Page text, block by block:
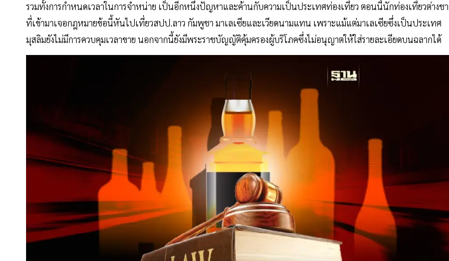
รวมทั้งการกำหนดเวลาในการจำหน่าย เป็นอีกหนึ่งปัญหาและค้านกับความเป็นประเทศท่องเที่ยว ตอนนี้นักท่องเที่ยวต่างช
ที่เข้ามาเจอกฎหมายข้อนี้หันไปเที่ยวสปป.ลาว กัมพูชา มาเลเซียและเวียดนามแทน เพราะแม้แต่มาเลเซียซึ่งเป็นประเทศ
มุสลิมยังไม่มีการควบคุมเวลาขาย นอกจากนี้ยังมีพระราชบัญญัติคุ้มครองผู้บริโภคซึ่งไม่อนุญาตให้ใส่รายละเอียดบนฉลากได้